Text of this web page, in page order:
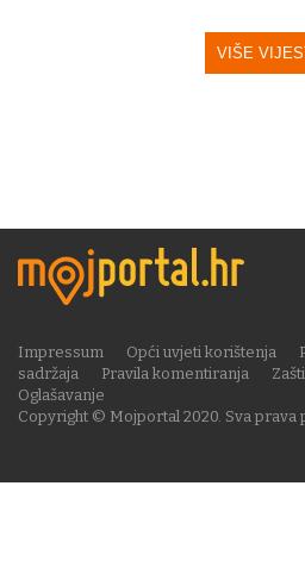
VIŠE
Copyright © Mojportal 2020. Sva prava
Impressum Opći uvjeti korištenja
sadržaja
Pravila komentiranja
Oglašavanje